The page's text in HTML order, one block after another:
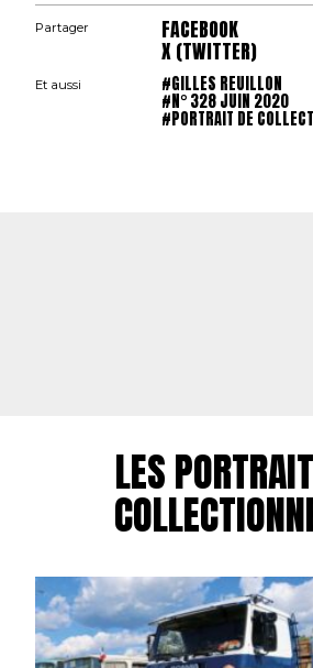
Partager FACEBOOK
X (TWITTER)
Et aussi #GILLES REUILLON
#N° 328 JUIN 2020
#PORTRAIT DE
LES